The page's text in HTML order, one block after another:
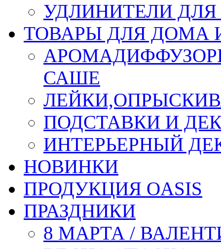
УДЛИНИТЕЛИ
ТОВАРЫ ДЛЯ ДОМА
САШЕ
ПОДСТАВКИ И
ИНТЕРЬЕРНЫЙ
НОВИНКИ
ПРОДУКЦИЯ OASIS
ПРАЗДНИКИ
8 МАРТА /